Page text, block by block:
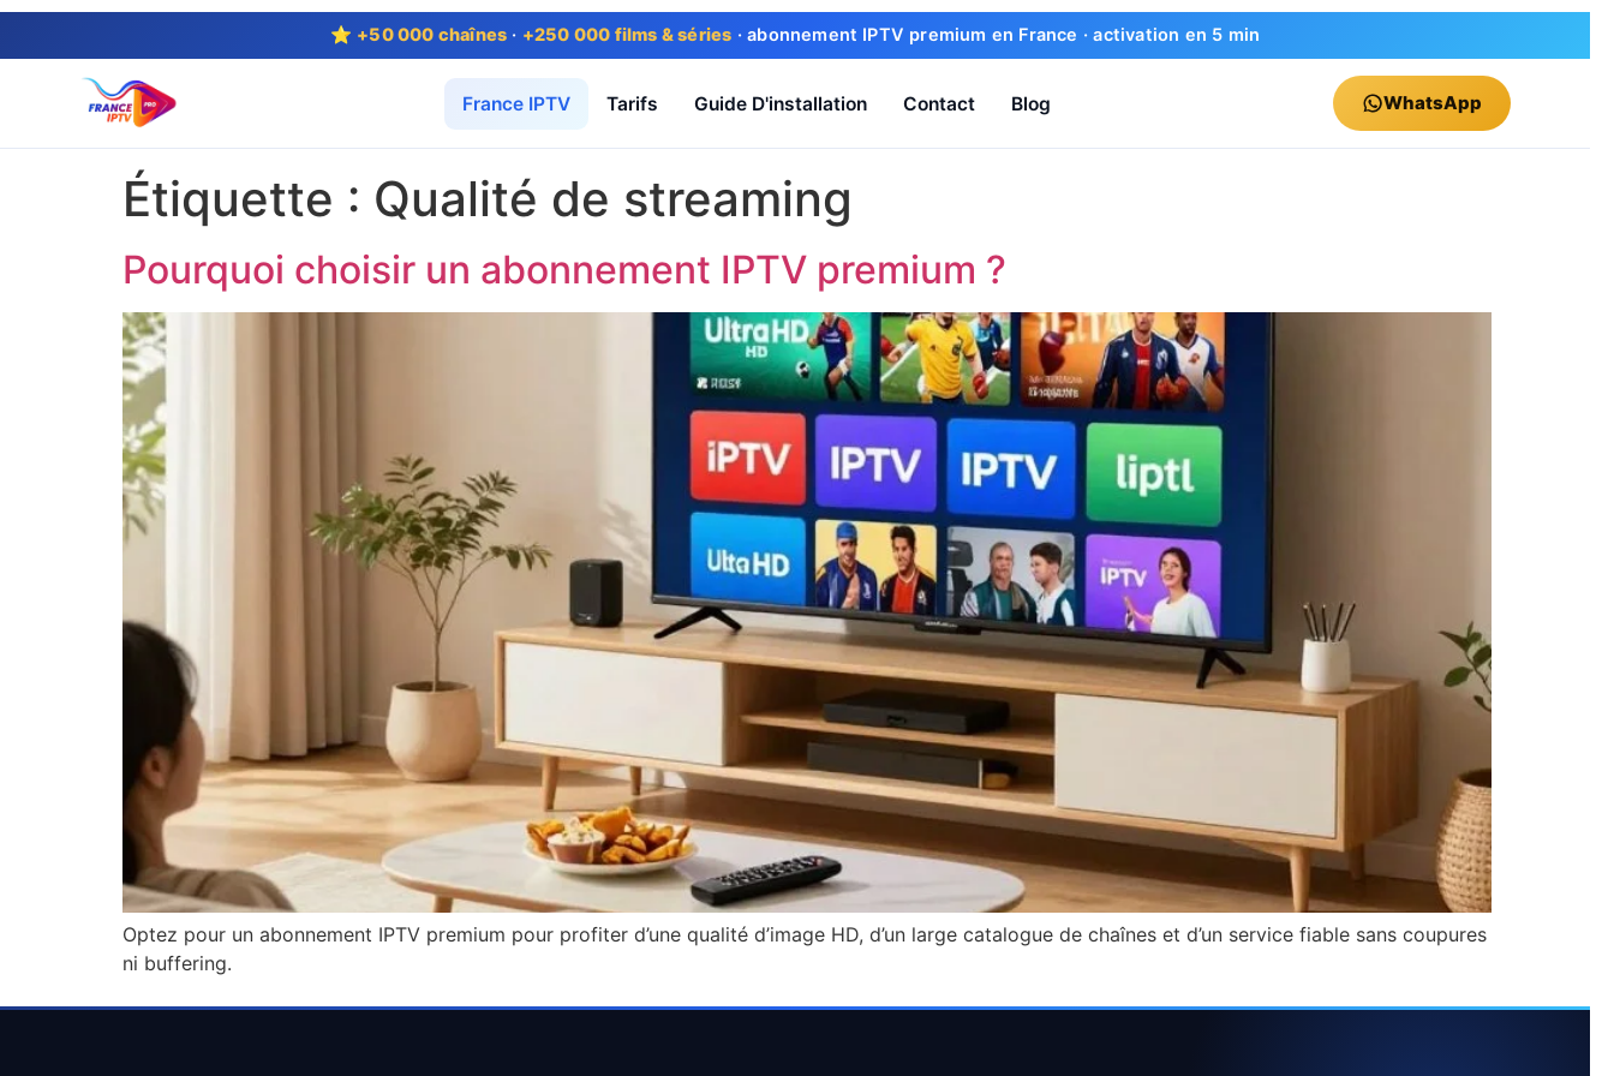
⭐ +50 000 chaînes · +250 000 films & séries · abonnement IPTV premium en France · activation en 5 min
France IPTV Tarifs Guide D'installation Contact Blog WhatsApp
Étiquette : Qualité de streaming
Pourquoi choisir un abonnement IPTV premium ?
Optez pour un abonnement IPTV premium pour profiter d’une qualité d’image HD, d’un large catalogue de chaînes et d’un service fiable sans coupures
ni buffering.